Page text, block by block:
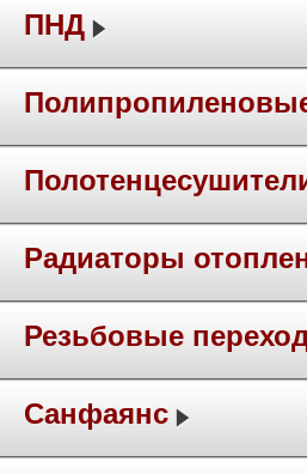
ПНД
Радиаторы
Резьбовые
Санфаянс